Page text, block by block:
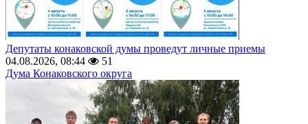
Депутаты конаковской думы проведут личные приемы
04.08.2026, 08:44
51
Дума Конаковского округа